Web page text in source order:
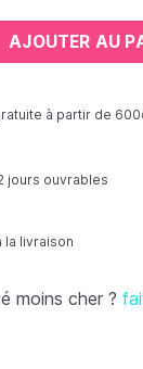
AJOUTER AU
à partir de
jours ouvrables
la livraison
moins cher ?